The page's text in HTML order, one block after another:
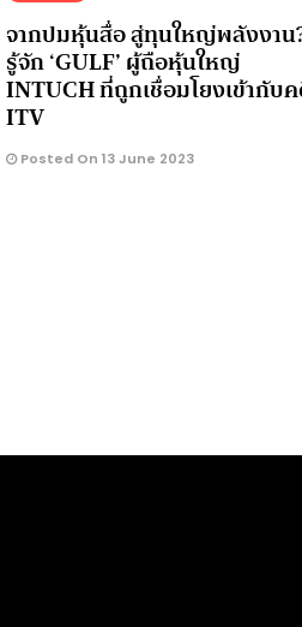
จากปมหุ้นสื่อ สู่ทุนใหญ่พลังงาน
รู้จัก ‘GULF’ ผู้ถือหุ้นใหญ่
INTUCH ที่ถูกเชื่อมโยงเข้ากับ
ITV
Posted On 13 June 2023